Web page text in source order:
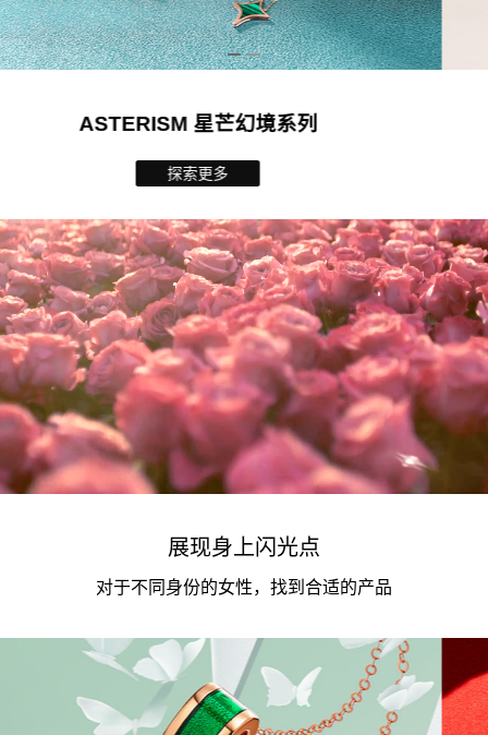
Heart Arrow 心箭勋章系列
探索更多
展现身上闪光点
对于不同身份的女性，找到合适的产品